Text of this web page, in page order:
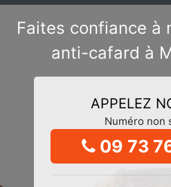
Faites confiance à
anti-cafard à
APPELEZ
Numéro non
09 73